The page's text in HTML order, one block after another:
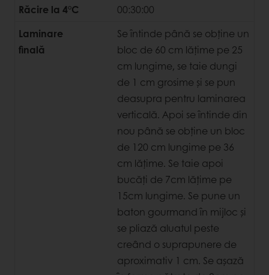
Răcire la 4°C
00:30:00
Laminare
finală
Se întinde până se obține un
bloc de 60 cm lățime pe 25
cm lungime, se taie dungi
de 1 cm grosime și se pun
deasupra pentru laminarea
verticală. Apoi se întinde din
nou până se obține un bloc
de 120 cm lungime pe 36
cm lățime. Se taie apoi
bucăți de 7cm lățime pe
15cm lungime. Se pune un
baton gourmand în mijloc și
se pliază aluatul peste
creând o suprapunere de
aproximativ 1 cm. Se așază